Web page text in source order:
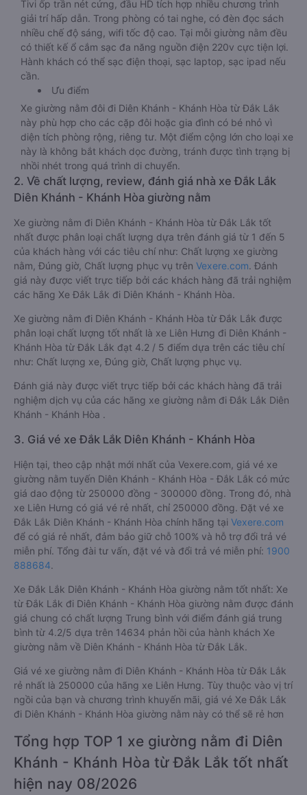
Tivi ốp trần nét cứng, đầu HD tích hợp nhiều chương trình
giải trí hấp dẫn. Trong phòng có tai nghe, có đèn đọc sách
nhiều chế độ sáng, wifi tốc độ cao. Tại mỗi giường nằm đều
có thiết kế ổ cắm sạc đa năng nguồn điện 220v cực tiện lợi.
Hành khách có thể sạc điện thoại, sạc laptop, sạc ipad nếu
cần.
Ưu điểm
Xe giường nằm đôi đi Diên Khánh - Khánh Hòa từ Đắk Lắk
này phù hợp cho các cặp đôi hoặc gia đình có bé nhỏ vì
diện tích phòng rộng, riêng tư. Một điểm cộng lớn cho loại xe
này là không bắt khách dọc đường, tránh được tình trạng bị
nhồi nhét trong quá trình di chuyển.
2. Về chất lượng, review, đánh giá nhà xe Đắk Lắk
Diên Khánh - Khánh Hòa giường nằm
Xe giường nằm đi Diên Khánh - Khánh Hòa từ Đắk Lắk tốt
nhất được phân loại chất lượng dựa trên đánh giá từ 1 đến 5
của khách hàng với các tiêu chí như: Chất lượng xe giường
nằm, Đúng giờ, Chất lượng phục vụ trên Vexere.com. Đánh
giá này được viết trực tiếp bởi các khách hàng đã trải nghiệm
các hãng Xe Đắk Lắk đi Diên Khánh - Khánh Hòa.
Xe giường nằm đi Diên Khánh - Khánh Hòa từ Đắk Lắk được
phân loại chất lượng tốt nhất là xe Liên Hưng đi Diên Khánh -
Khánh Hòa từ Đắk Lắk đạt 4.2 / 5 điểm dựa trên các tiêu chí
như: Chất lượng xe, Đúng giờ, Chất lượng phục vụ.
Đánh giá này được viết trực tiếp bởi các khách hàng đã trải
nghiệm dịch vụ của các hãng xe giường nằm đi Đắk Lắk Diên
Khánh - Khánh Hòa .
3. Giá vé xe Đắk Lắk Diên Khánh - Khánh Hòa
Hiện tại, theo cập nhật mới nhất của Vexere.com, giá vé xe
giường nằm tuyến Diên Khánh - Khánh Hòa - Đắk Lắk có mức
giá dao động từ 250000 đồng - 300000 đồng. Trong đó, nhà
xe Liên Hưng có giá vé rẻ nhất, chỉ 250000 đồng. Đặt vé xe
Đắk Lắk Diên Khánh - Khánh Hòa chính hãng tại Vexere.com
để có giá rẻ nhất, đảm bảo giữ chỗ 100% và hỗ trợ đổi trả vé
miễn phí. Tổng đài tư vấn, đặt vé và đổi trả vé miễn phí: 1900
888684.
Xe Đắk Lắk Diên Khánh - Khánh Hòa giường nằm tốt nhất: Xe
từ Đắk Lắk đi Diên Khánh - Khánh Hòa giường nằm được đánh
giá chung có chất lượng Trung bình với điểm đánh giá trung
bình từ 4.2/5 dựa trên 14634 phản hồi của hành khách Xe
giường nằm về Diên Khánh - Khánh Hòa từ Đắk Lắk.
Giá vé xe giường nằm đi Diên Khánh - Khánh Hòa từ Đắk Lắk
rẻ nhất là 250000 của hãng xe Liên Hưng. Tùy thuộc vào vị trí
ngồi của bạn và chương trình khuyến mãi, giá vé Xe Đắk Lắk
đi Diên Khánh - Khánh Hòa giường nằm này có thể sẽ rẻ hơn
Tổng hợp TOP 1 xe giường nằm đi Diên
Khánh - Khánh Hòa từ Đắk Lắk tốt nhất
hiện nay 08/2026